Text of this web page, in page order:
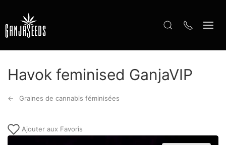
Havok feminised GanjaVIP
Graines de cannabis féminisées
Ajouter aux Favoris